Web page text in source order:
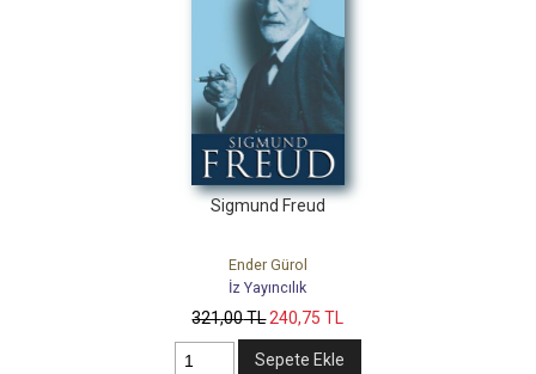
Sigmund Freud
Ender Gürol
İz Yayıncılık
321,00TL240,75 TL
Sepete Ekle